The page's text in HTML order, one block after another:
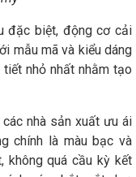
đặc biệt, động cơ cải
mẫu mã và kiểu dáng
nhỏ nhất nhằm tạo
nhà sản xuất ưu ái
chính là màu bạc và
không quá cầu kỳ kết